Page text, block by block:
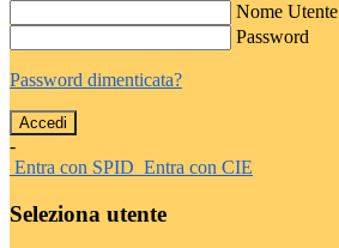
Nome Utente
Password
Password dimenticata?
-
Entra con SPID Entra con CIE
Seleziona utente